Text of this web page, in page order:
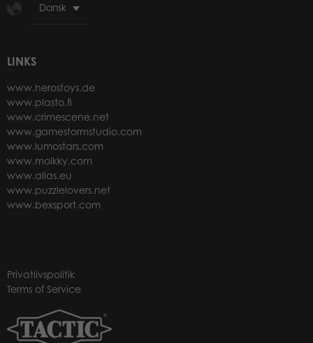
Dansk
LINKS
www.herostoys.de
www.plasto.fi
www.crimescene.net
www.gamestormstudio.com
www.lumostars.com
www.molkky.com
www.alias.eu
www.puzzlelovers.net
www.bexsport.com
Privatlivspolitik
Terms of Service